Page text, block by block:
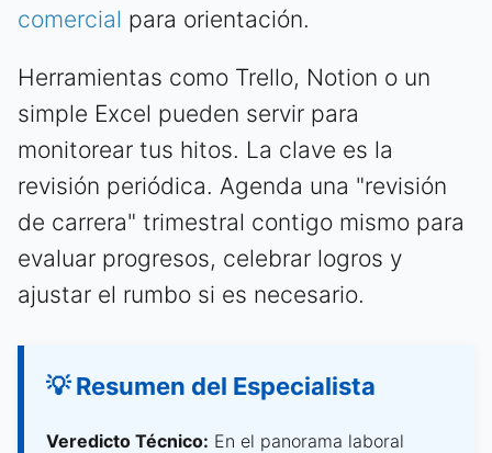
comercial para orientación.
Herramientas como Trello, Notion o un
simple Excel pueden servir para
monitorear tus hitos. La clave es la
revisión periódica. Agenda una "revisión
de carrera" trimestral contigo mismo para
evaluar progresos, celebrar logros y
ajustar el rumbo si es necesario.
💡 Resumen del Especialista
Veredicto Técnico: En el panorama laboral